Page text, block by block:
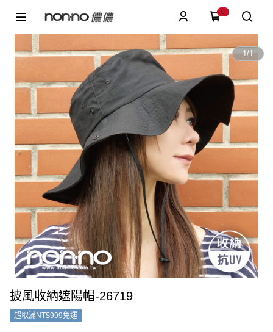
0
1/1
披風收納遮陽帽-26719
超取滿NT$999免運